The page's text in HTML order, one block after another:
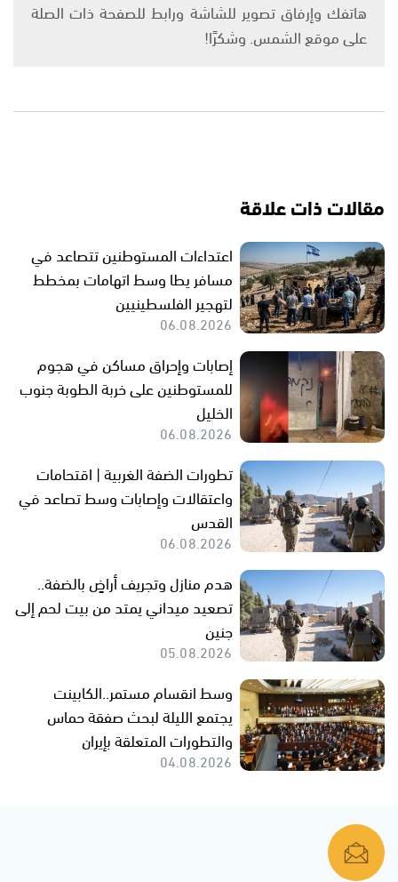
هاتفك وإرفاق تصوير للشاشة ورابط للصفحة ذات الصلة
على موقع الشمس. وشكرًا!
مقالات ذات علاقة
اعتداءات المستوطنين تتصاعد في
مسافر يطا وسط اتهامات بمخطط
لتهجير الفلسطينيين
06.08.2026
إصابات وإحراق مساكن في هجوم
للمستوطنين على خربة الطوبة جنوب
الخليل
06.08.2026
تطورات الضفة الغربية | اقتحامات
واعتقالات وإصابات وسط تصاعد في
القدس
06.08.2026
هدم منازل وتجريف أراضٍ بالضفة..
تصعيد ميداني يمتد من بيت لحم إلى
جنين
05.08.2026
وسط انقسام مستمر..الكابينت
يجتمع الليلة لبحث صفقة حماس
والتطورات المتعلقة بإيران
04.08.2026